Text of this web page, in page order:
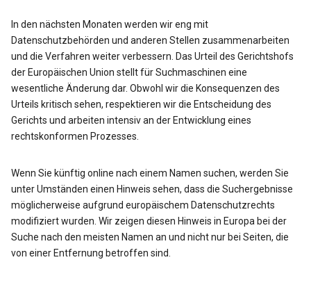
In den nächsten Monaten werden wir eng mit
Datenschutzbehörden und anderen Stellen zusammenarbeiten
und die Verfahren weiter verbessern. Das Urteil des Gerichtshofs
der Europäischen Union stellt für Suchmaschinen eine
wesentliche Änderung dar. Obwohl wir die Konsequenzen des
Urteils kritisch sehen, respektieren wir die Entscheidung des
Gerichts und arbeiten intensiv an der Entwicklung eines
rechtskonformen Prozesses.
Wenn Sie künftig online nach einem Namen suchen, werden Sie
unter Umständen einen Hinweis sehen, dass die Suchergebnisse
möglicherweise aufgrund europäischem Datenschutzrechts
modifiziert wurden. Wir zeigen diesen Hinweis in Europa bei der
Suche nach den meisten Namen an und nicht nur bei Seiten, die
von einer Entfernung betroffen sind.